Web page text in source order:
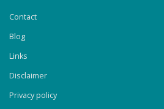
Contact
Blog
Links
Disclaimer
Privacy policy